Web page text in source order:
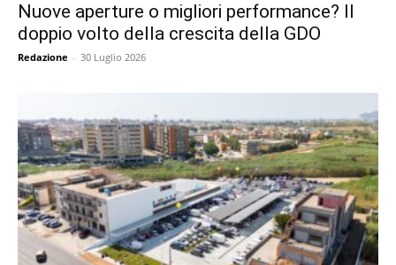
Nuove aperture o migliori performance? Il
doppio volto della crescita della GDO
Redazione - 30 Luglio 2026